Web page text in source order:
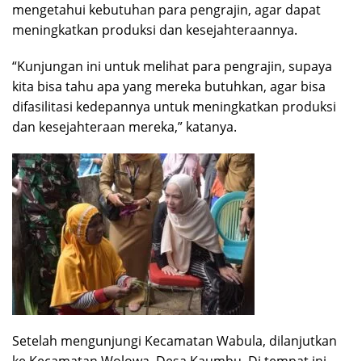
mengetahui kebutuhan para pengrajin, agar dapat
meningkatkan produksi dan kesejahteraannya.
“Kunjungan ini untuk melihat para pengrajin, supaya
kita bisa tahu apa yang mereka butuhkan, agar bisa
difasilitasi kedepannya untuk meningkatkan produksi
dan kesejahteraan mereka,” katanya.
Setelah mengunjungi Kecamatan Wabula, dilanjutkan